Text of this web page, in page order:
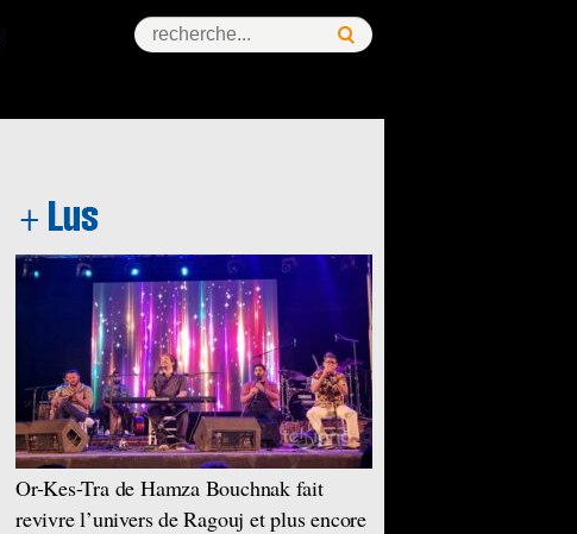
Or-Kes-Tra de Hamza Bouchnak fait
revivre l’univers de Ragouj et plus encore